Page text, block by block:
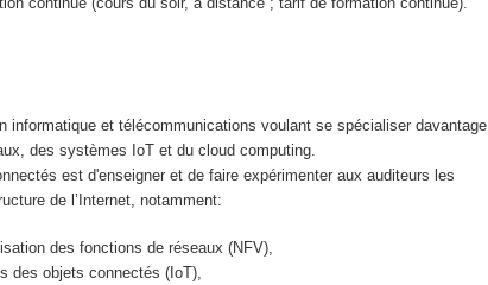
informatique et télécommunications voulant se spécialiser davantage
des systèmes IoT et du cloud computing.
est d'enseigner et de faire expérimenter aux auditeurs les
de l’Internet, notamment:
des fonctions de réseaux (NFV),
des objets connectés (IoT),